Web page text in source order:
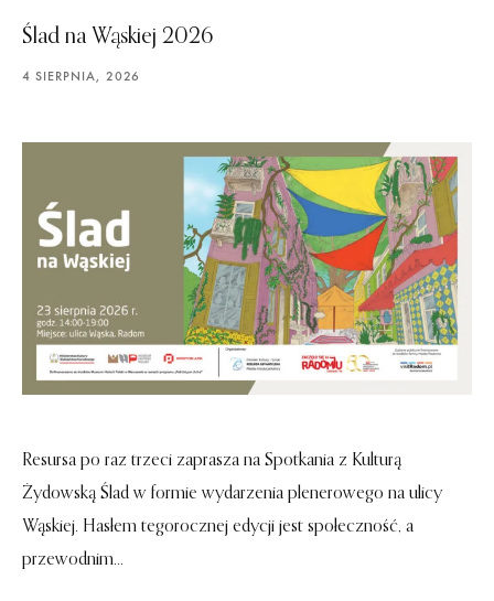
Ślad na Wąskiej 2026
4 SIERPNIA, 2026
Resursa po raz trzeci zaprasza na Spotkania z Kulturą
Żydowską Ślad w formie wydarzenia plenerowego na ulicy
Wąskiej. Hasłem tegorocznej edycji jest społeczność, a
przewodnim...